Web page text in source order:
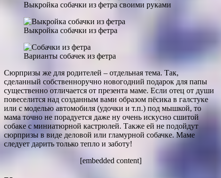
Выкройка собачки из фетра своими руками
Выкройка собачки из фетра
Варианты собачек из фетра
Сюрпризы же для родителей – отдельная тема. Так,
сделанный собственноручно новогодний подарок для папы
существенно отличается от презента маме. Если отец от души
повеселится над созданным вами образом пёсика в галстуке
или с моделью автомобиля (удочки и т.п.) под мышкой, то
мама точно не порадуется даже ну очень искусно сшитой
собаке с миниатюрной кастрюлей. Также ей не подойдут
сюрпризы в виде деловой или гламурной собачке. Маме
следует дарить только тепло и заботу!
[embedded content]